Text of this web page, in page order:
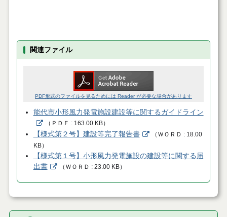
関連ファイル
PDF形式のファイルを見るためには Reader が必要な場合があります
能代市小形風力発電施設建設等に関するガイドライン
（ ＰＤＦ 163.00 KB）
【様式第２号】建設等完了報告書 （ ＷＯＲＤ
18.00
KB）
【様式第１号】小形風力発電施設の建設等に関する届
出書
（ ＷＯＲＤ 23.00 KB）